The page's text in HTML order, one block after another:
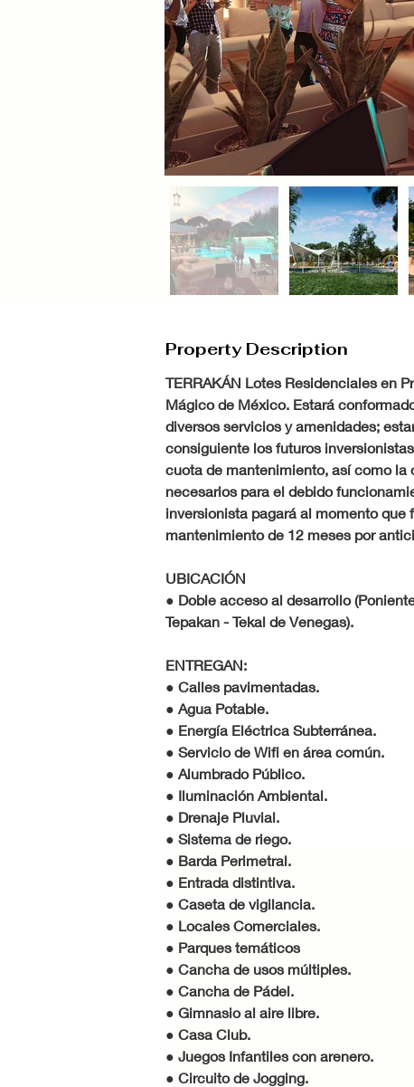
Property Description
TERRAKÁN Lotes Residenciales en
Mágico de México. Estará
diversos servicios y amenidades;
consiguiente los futuros
cuota de mantenimiento, así como
necesarios para el debido
inversionista pagará al momento
mantenimiento de 12 meses por
UBICACIÓN
● Doble acceso al desarrollo
Tepakan - Tekal de Venegas).
ENTREGAN:
● Calles pavimentadas.
● Agua Potable.
● Energía Eléctrica Subterránea.
● Servicio de Wifi en área común.
● Alumbrado Público.
● Iluminación Ambiental.
● Drenaje Pluvial.
● Sistema de riego.
● Barda Perimetral.
● Entrada distintiva.
● Caseta de vigilancia.
● Locales Comerciales.
● Parques temáticos
● Cancha de usos múltiples.
● Cancha de Pádel.
● Gimnasio al aire libre.
● Casa Club.
● Juegos Infantiles con arenero.
● Circuito de Jogging.